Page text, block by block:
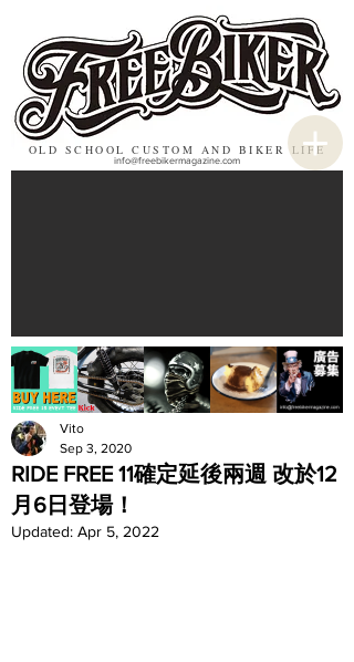
OLD SCHOOL CUSTOM AND BIKER LIFE
info@freebikermagazine.com
RIDE FREE 11確定延後兩週 改於12
月6日登場！
Vito
Sep 3, 2020
Updated: Apr 5, 2022